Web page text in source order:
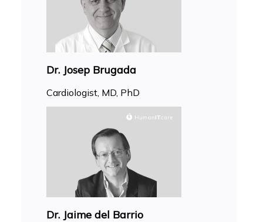
Dr. Josep Brugada
Cardiologist, MD, PhD
Dr. Jaime del Barrio